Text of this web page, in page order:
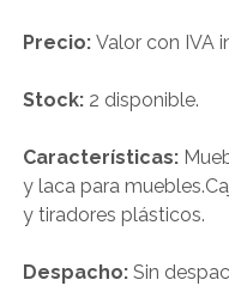
Precio:Valor con IVA
Stock:2 disponible.
Características:
y laca para
y tiradores plásticos.
Despacho:Sin